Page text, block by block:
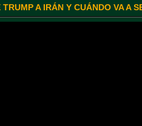
A IRÁN Y CUÁNDO VA A